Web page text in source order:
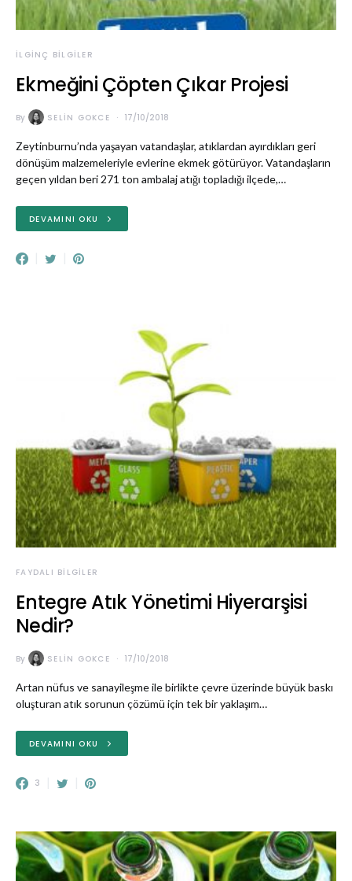
İLGINÇ BILGILER
Ekmeğini Çöpten Çıkar Projesi
By SELIN GOKCE 17/10/2018
Zeytinburnu’nda yaşayan vatandaşlar, atıklardan ayırdıkları geri
dönüşüm malzemeleriyle evlerine ekmek götürüyor. Vatandaşların
geçen yıldan beri 271 ton ambalaj atığı topladığı ilçede,…
DEVAMINI OKU
FAYDALI BILGILER
Entegre Atık Yönetimi Hiyerarşisi
Nedir?
By SELIN GOKCE 17/10/2018
Artan nüfus ve sanayileşme ile birlikte çevre üzerinde büyük baskı
oluşturan atık sorunun çözümü için tek bir yaklaşım…
DEVAMINI OKU
3